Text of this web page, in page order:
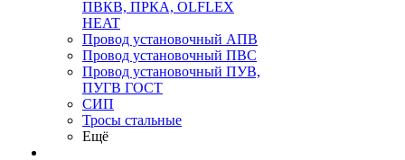
ПВКВ, ПРКА, OLFLEX
HEAT
Провод установочный АПВ
Провод установочный ПВС
Провод установочный ПУВ,
ПУГВ ГОСТ
СИП
Тросы стальные
Ещё